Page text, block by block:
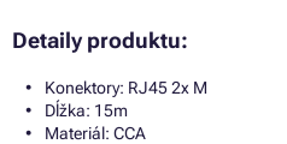
Detaily produktu:
Konektory: RJ45 2x M
Dĺžka: 15m
Materiál: CCA